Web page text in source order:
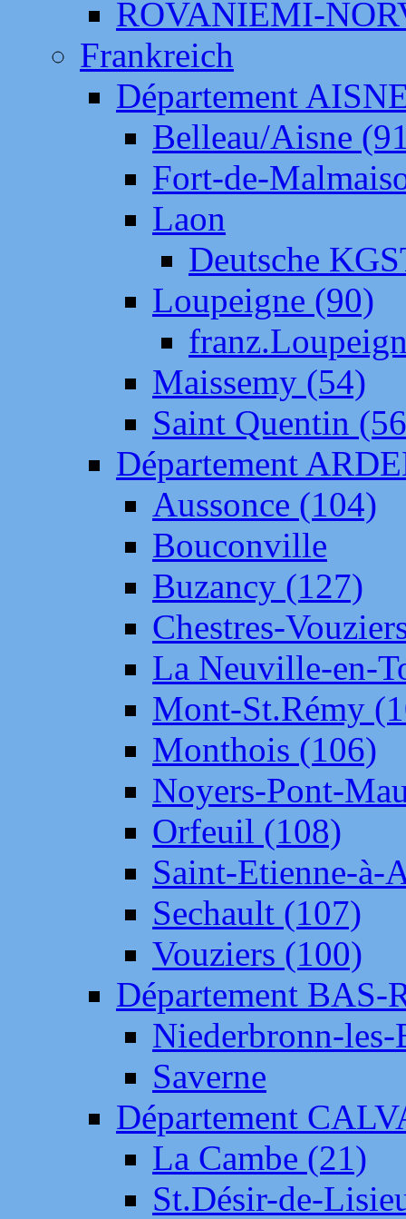
ROVANIEMI-
Frankreich
Département
Belleau/Aisne
Fort-de-
Laon
Deutsche
Loupeigne (90)
Maissemy (54)
Saint Quentin
Département
Aussonce (104)
Bouconville
Buzancy (127)
Chestres-
La Neuville-en-
Mont-St.Rémy
Monthois (106)
Noyers-Pont-
Orfeuil (108)
Saint-Etienne-à-
Sechault (107)
Vouziers (100)
Département BAS-
Niederbronn-
Saverne
Département
La Cambe (21)
St.Désir-de-